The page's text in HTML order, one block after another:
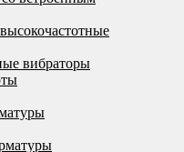
вибраторы